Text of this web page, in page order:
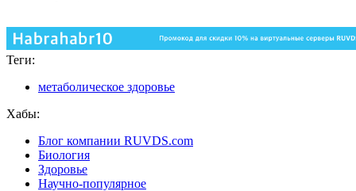
Теги:
метаболическое здоровье
Хабы:
Блог компании RUVDS.com
Биология
Здоровье
Научно-популярное